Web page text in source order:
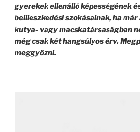
gyerekek ellenálló képességének
beilleszkedési szokásainak, ha
kutya- vagy macskatársaságban
még csak két hangsúlyos érv.
meggyőzni.